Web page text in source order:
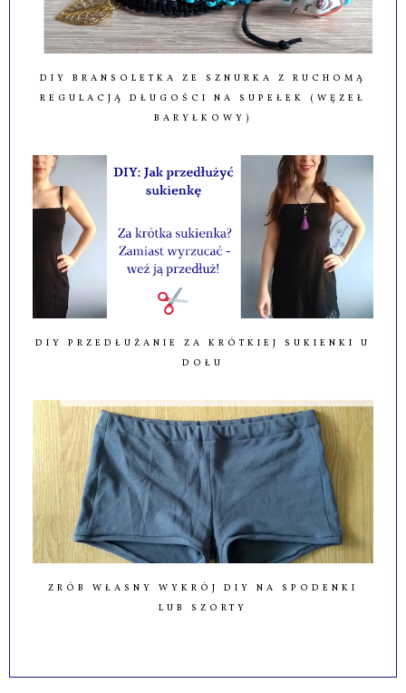
DIY BRANSOLETKA ZE SZNURKA Z RUCHOMĄ
REGULACJĄ DŁUGOŚCI NA SUPEŁEK (WĘZEŁ
BARYŁKOWY)
DIY PRZEDŁUŻANIE ZA KRÓTKIEJ SUKIENKI U
DOŁU
ZRÓB WŁASNY WYKRÓJ DIY NA SPODENKI
LUB SZORTY